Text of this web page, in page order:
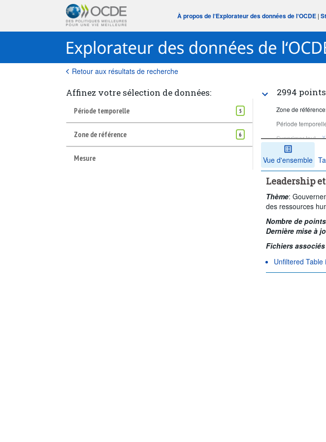
À propos de l‘Explorateur des données de l‘OCDE |
Retour aux résultats de recherche
Affinez votre sélection de données:
Période temporelle 5
Zone de référence 6
Mesure
2994
Zone de
Période
Supprimer tout
Vue d'ensemble
Leadership
Thème:
des ressources
Nombre de
Dernière mise à
Fichiers associés
Unfiltered Table